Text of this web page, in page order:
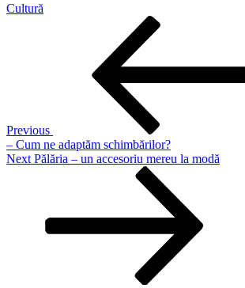
Cultură
Previous
– Cum ne adaptăm schimbărilor?
Next
Next Pălăria – un accesoriu mereu la modă